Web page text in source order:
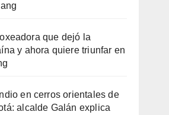
que dejó la
y ahora quiere triunfar en
en cerros orientales de
alcalde Galán explica